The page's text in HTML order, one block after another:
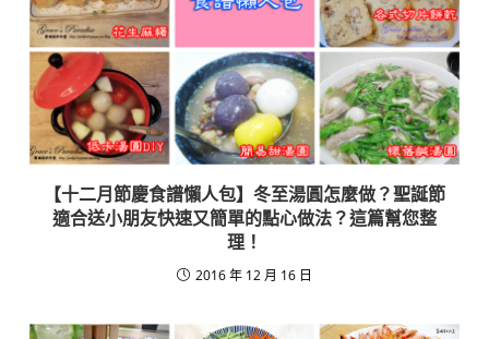
【十二月節慶食譜懶人包】冬至湯圓怎麼做？聖誕節
適合送小朋友快速又簡單的點心做法？這篇幫您整
理！
2016 年 12 月 16 日